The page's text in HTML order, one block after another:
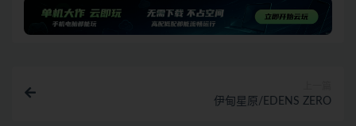
伊甸星原/EDENS ZERO